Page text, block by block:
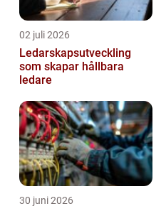
02 juli 2026
Ledarskapsutveckling
som skapar hållbara
ledare
30 juni 2026